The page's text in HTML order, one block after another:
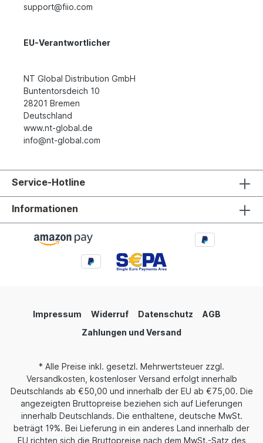
support@fiio.com
EU-Verantwortlicher
NT Global Distribution GmbH
Buntentorsdeich 10
28201 Bremen
Deutschland
www.nt-global.de
info@nt-global.com
Service-Hotline
Informationen
Impressum Widerruf Datenschutz
AGB
Zahlungen und Versand
* Alle Preise inkl. gesetzl. Mehrwertsteuer zzgl.
Versandkosten , kostenloser Versand erfolgt innerhalb
Deutschlands ab €50,00 und innerhalb der EU ab €75,00. Die
angezeigten Bruttopreise beziehen sich auf Lieferungen
innerhalb Deutschlands. Die enthaltene, deutsche MwSt.
beträgt 19%. Bei Lieferung in ein anderes Land innerhalb der
EU richten sich die Bruttopreise nach dem MwSt.-Satz des